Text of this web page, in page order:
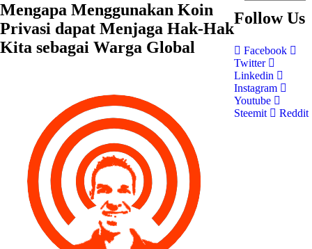
Mengapa Menggunakan Koin
Privasi dapat Menjaga Hak-Hak
Kita sebagai Warga Global
Follow Us
Facebook
Twitter
Linkedin
Instagram
Youtube
Steemit
Reddit